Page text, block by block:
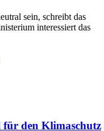
sein, schreibt das
interessiert das
für den Klimaschutz